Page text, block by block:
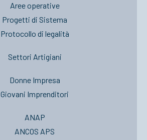
Aree operative
Progetti di Sistema
Protocollo di legalità
Settori Artigiani
Donne Impresa
Giovani Imprenditori
ANAP
ANCOS APS